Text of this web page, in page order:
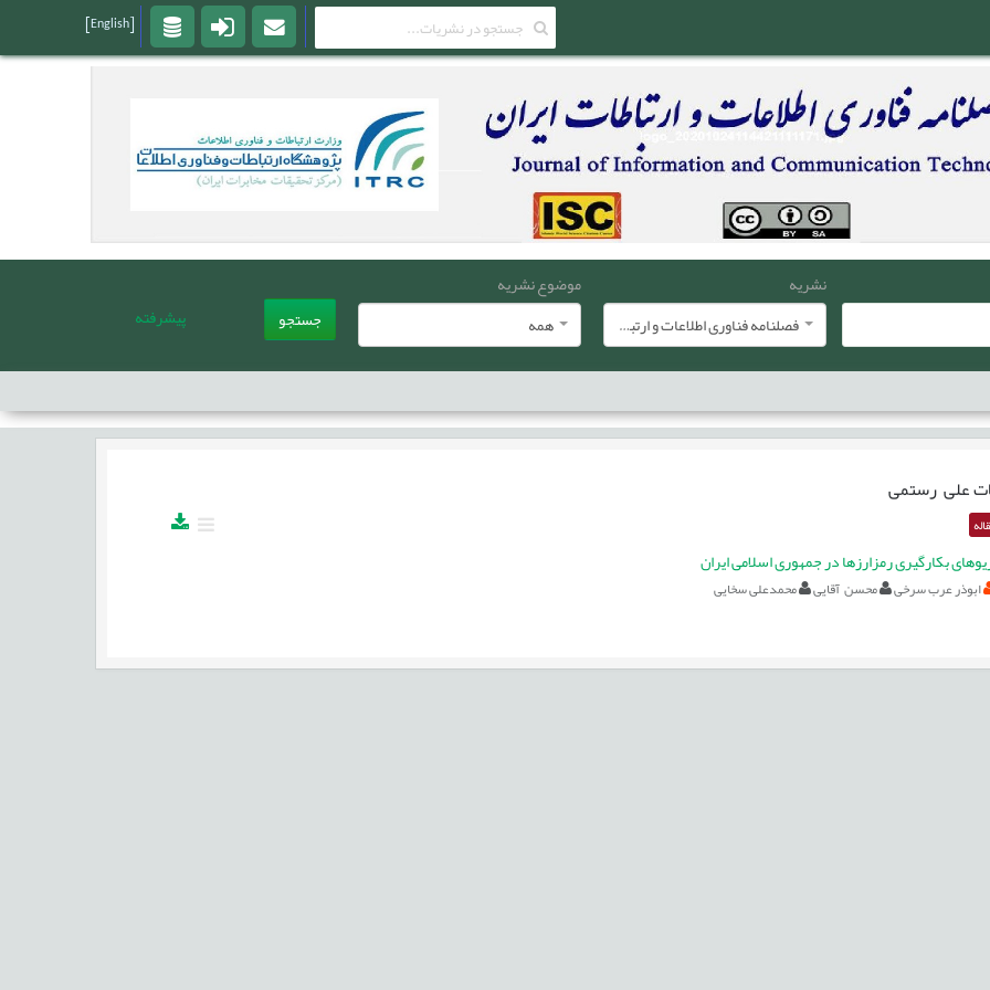
نشریه
فصلنامه فناوری اطلاعات و ارتباطات ایران
موضوع نشریه
همه
جستجو پیشرفته
علی رستمی
بکارگیری رمزارزها در جمهوری اسلامی ایران
ابوذر عرب سرخی محسن آقایی محمدعلی سخایی
[English]